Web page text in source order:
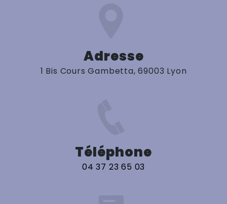
Adresse
1 Bis Cours Gambetta, 69003 Lyon
Téléphone
04 37 23 65 03